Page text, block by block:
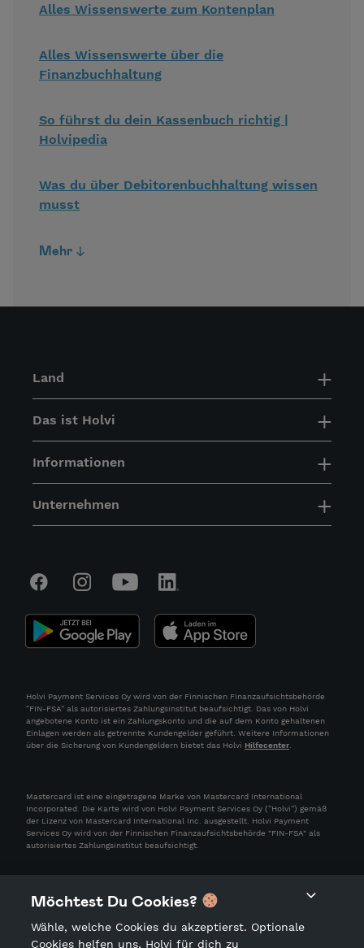
Alles Wissenswerte zum Kontenplan
Alles Wissenswerte über die
Finanzbuchhaltung
So führst du dein Kassenbuch richtig |
Holvipedia
Was du über Debitorenbuchhaltung wissen
musst
Mehr
Land
Das ist Holvi
Informationen
Unternehmen
Holvi Payment Services Oy wird von der Finnischen Finanzaufsichtsbehörde
“FIN-FSA” als autorisiertes Zahlungsinstitut beaufsichtigt. Das von Holvi
angebotene Konto ist ein Zahlungskonto und die auf dem Konto gehaltenen
Einlagen werden als getrennte Kundengelder geführt. Weitere Informationen
über die Sicherung von Kundengeldern bietet das Holvi Hilfecenter
Mastercard ist eine eingetragene Marke von Mastercard International
Incorporated. Die Karte wird von Holvi Payment Services Oy (“Holvi”) gemäß
der Lizenz von Mastercard International Inc. ausgestellt. Holvi Payment
Services Oy wird von der Finnischen Finanzaufsichtsbehörde "FIN-FSA" als
autorisiertes Zahlungsinstitut beaufsichtigt.
Möchtest Du Cookies?
Wähle, welche Cookies du akzeptierst. Optionale
Cookies helfen uns, Holvi für dich zu